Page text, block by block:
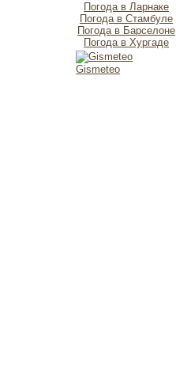
Погода в Ларнаке
Погода в Стамбуле
Погода в Барселоне
Погода в Хургаде
Gismeteo